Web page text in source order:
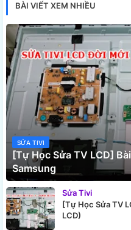
BÀI VIẾT XEM NHIỀU
SỬA TIVI
[Tự Học Sửa TV LCD]
Samsung
Sửa Tivi
[Tự Học Sửa TV
LCD)